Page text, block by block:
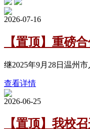
2026-07-16
【置顶】重磅
继2025年9月28日温州
查看详情
2026-06-25
【置顶】我校